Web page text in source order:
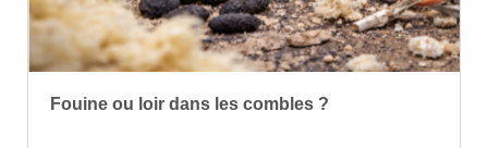
Fouine ou loir dans les combles ?